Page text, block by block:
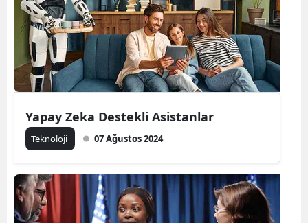
Yapay Zeka Destekli Asistanlar
Teknoloji 07 Ağustos 2024